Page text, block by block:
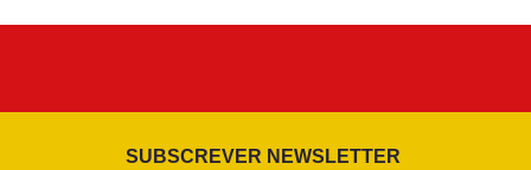
SUBSCREVER NEWSLETTER